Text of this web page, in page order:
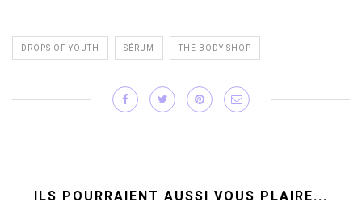
DROPS OF YOUTH SÉRUM THE BODY SHOP
ILS POURRAIENT AUSSI VOUS PLAIRE...